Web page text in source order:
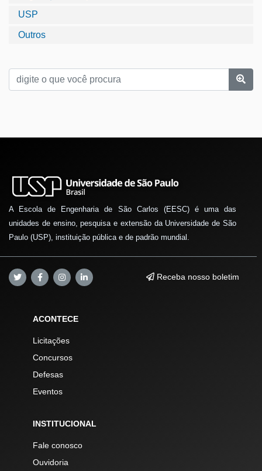
USP
Outros
A Escola de Engenharia de São Carlos (EESC) é uma das
unidades de ensino, pesquisa e extensão da Universidade de São
Paulo (USP), instituição pública e de padrão mundial.
Receba nosso boletim
ACONTECE
Licitações
Concursos
Defesas
Eventos
INSTITUCIONAL
Fale conosco
Ouvidoria